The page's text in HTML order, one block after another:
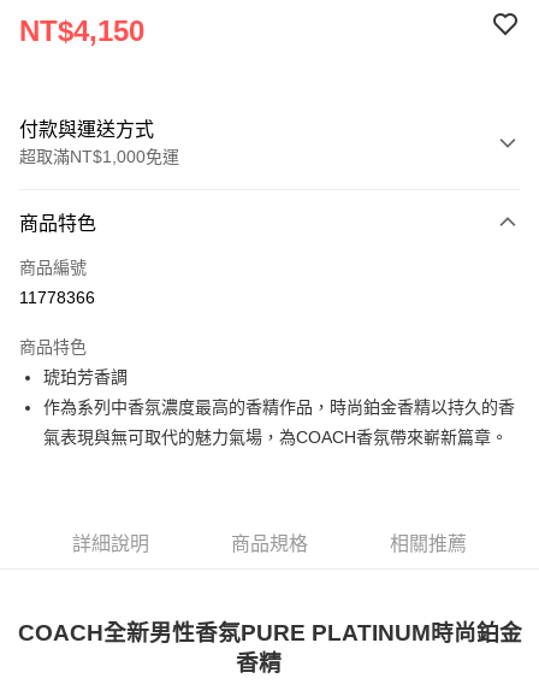
NT$4,150
付款與運送方式
超取滿NT$1,000免運
信用卡一次付款
ATM付款
運送方式
付款後全家取貨
每筆NT$80，滿NT$1,000(含以上)免運費
付款後7-11取貨
每筆NT$80，滿NT$1,000(含以上)免運費
商品特色
商品編號
11778366
商品特色
琥珀芳香調
作為系列中香氛濃度最高的香精作品，時尚鉑金香精以持久的香
氣表現與無可取代的魅力氣場，為COACH香氛帶來嶄新篇章。
詳細說明 商品規格 相關推薦
COACH全新男性香氛PURE PLATINUM時尚鉑金
香精